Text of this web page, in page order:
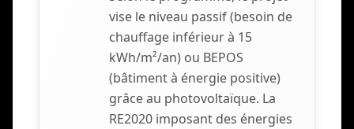
vise le niveau passif (besoin de
chauffage inférieur à 15
kWh/m²/an) ou BEPOS
(bâtiment à énergie positive)
grâce au photovoltaïque. La
RE2020 imposant des énergies